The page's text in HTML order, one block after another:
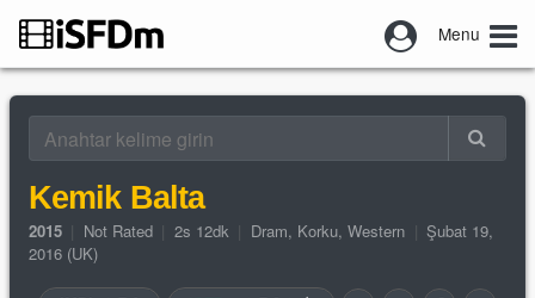
Menu
Kemik Balta
2015 Not Rated 2s 12dk Dram, Korku,Western
Şubat 19,
2016 (UK)